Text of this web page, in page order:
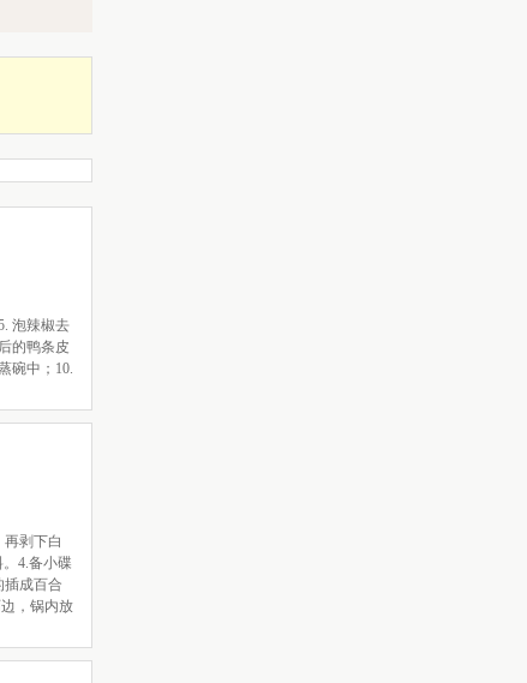
泡辣椒去
的鸭条皮
碗中；10.
剥下白
4.备小碟
插成百合
，锅内放